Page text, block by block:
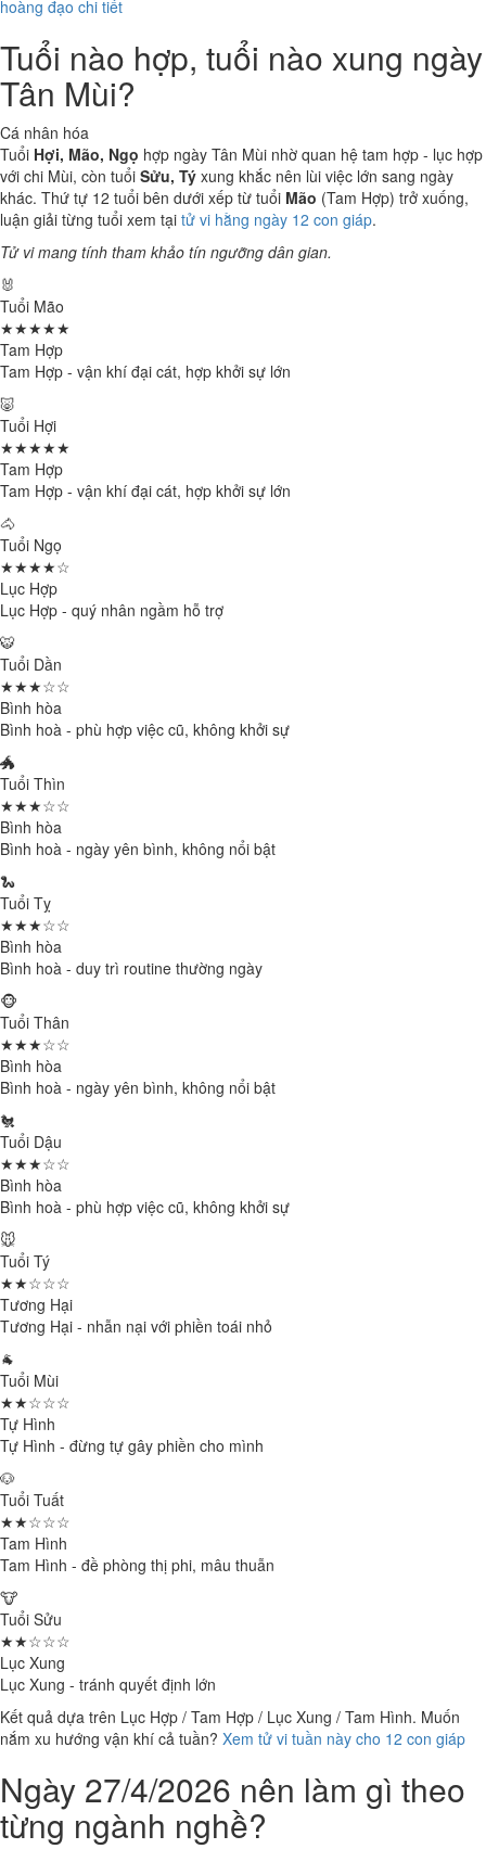
hoàng đạo chi tiết
Tuổi nào hợp, tuổi nào xung ngày
Tân Mùi?
Cá nhân hóa
Tuổi Hợi, Mão, Ngọ hợp ngày Tân Mùi nhờ quan hệ tam hợp - lục hợp
với chi Mùi, còn tuổi Sửu, Tý xung khắc nên lùi việc lớn sang ngày
khác. Thứ tự 12 tuổi bên dưới xếp từ tuổi Mão (Tam Hợp) trở xuống,
luận giải từng tuổi xem tại tử vi hằng ngày 12 con giáp.
Tử vi mang tính tham khảo tín ngưỡng dân gian.
🐰
Tuổi Mão
★★★★★
Tam Hợp
Tam Hợp - vận khí đại cát, hợp khởi sự lớn
🐷
Tuổi Hợi
★★★★★
Tam Hợp
Tam Hợp - vận khí đại cát, hợp khởi sự lớn
🐴
Tuổi Ngọ
★★★★☆
Lục Hợp
Lục Hợp - quý nhân ngầm hỗ trợ
🐯
Tuổi Dần
★★★☆☆
Bình hòa
Bình hoà - phù hợp việc cũ, không khởi sự
🐲
Tuổi Thìn
★★★☆☆
Bình hòa
Bình hoà - ngày yên bình, không nổi bật
🐍
Tuổi Tỵ
★★★☆☆
Bình hòa
Bình hoà - duy trì routine thường ngày
🐵
Tuổi Thân
★★★☆☆
Bình hòa
Bình hoà - ngày yên bình, không nổi bật
🐔
Tuổi Dậu
★★★☆☆
Bình hòa
Bình hoà - phù hợp việc cũ, không khởi sự
🐭
Tuổi Tý
★★☆☆☆
Tương Hại
Tương Hại - nhẫn nại với phiền toái nhỏ
🐐
Tuổi Mùi
★★☆☆☆
Tự Hình
Tự Hình - đừng tự gây phiền cho mình
🐶
Tuổi Tuất
★★☆☆☆
Tam Hình
Tam Hình - đề phòng thị phi, mâu thuẫn
🐮
Tuổi Sửu
★★☆☆☆
Lục Xung
Lục Xung - tránh quyết định lớn
Kết quả dựa trên Lục Hợp / Tam Hợp / Lục Xung / Tam Hình. Muốn
nắm xu hướng vận khí cả tuần? Xem tử vi tuần này cho 12 con giáp
Ngày 27/4/2026 nên làm gì theo
từng ngành nghề?